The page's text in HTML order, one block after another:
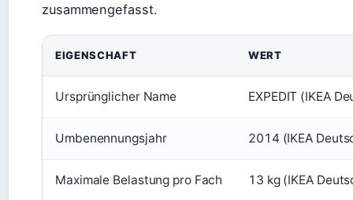
zusammengefasst.
EIGENSCHAFT WERT
Ursprünglicher Name EXPEDIT (IKEA
Umbenennungsjahr 2014 (IKEA
Maximale Belastung pro Fach 13 kg (IKEA